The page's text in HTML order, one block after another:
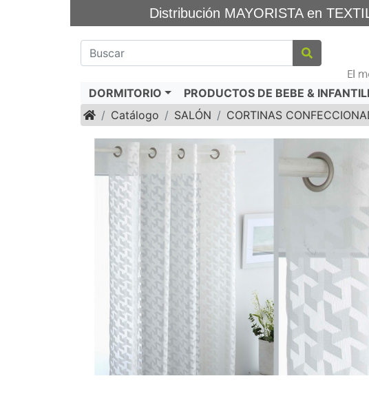
Distribución MAYORISTA en
DORMITORIO PRODUCTOS DE BEBE &
InicioCatálogo SALÓN CORTINAS